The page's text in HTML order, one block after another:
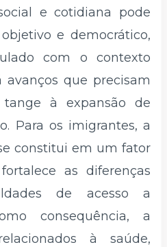
e cotidiana pode
e democrático,
com o contexto
que precisam
à expansão de
Para os imigrantes, a
constitui em um fator
as diferenças
de acesso a
consequência, a
à saúde,